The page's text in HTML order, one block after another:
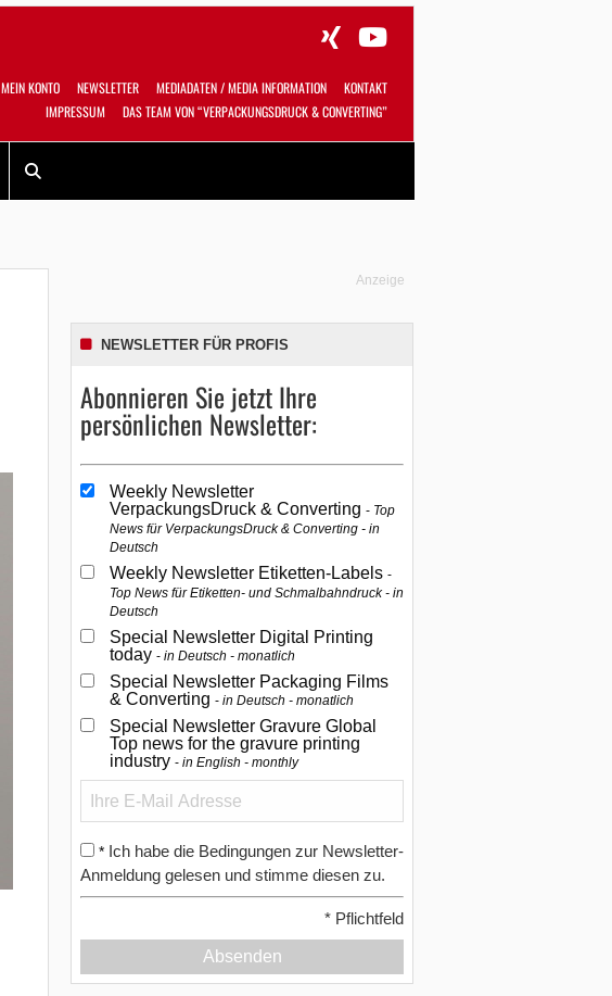
MEIN KONTO NEWSLETTER MEDIADATEN / MEDIA INFORMATION
KONTAKT
IMPRESSUM
DAS TEAM VON “VERPACKUNGSDRUCK & CONVERTING”
Anzeige
NEWSLETTER FÜR PROFIS
Abonnieren Sie jetzt Ihre
persönlichen Newsletter:
Weekly Newsletter
VerpackungsDruck & Converting Top
News für VerpackungsDruck & Converting - in
Deutsch
Weekly Newsletter Etiketten-Labels
Top News für Etiketten- und Schmalbahndruck - in
Deutsch
Special Newsletter Digital Printing
today in Deutsch - monatlich
Special Newsletter Packaging Films
& Converting in Deutsch - monatlich
Special Newsletter Gravure Global
Top news for the gravure printing
industry in English - monthly
* Ich habe die Bedingungen zur Newsletter-
Anmeldung gelesen und stimme diesen zu.
* Pflichtfeld
Absenden